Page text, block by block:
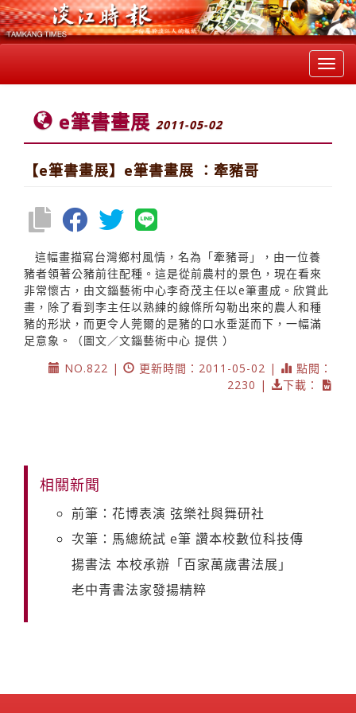
e筆書畫展 2011-05-02
【e筆書畫展】e筆書畫展 ：牽豬哥
這幅畫描寫台灣鄉村風情，名為「牽豬哥」，由一位養
豬者領著公豬前往配種。這是從前農村的景色，現在看來
非常懷古，由文錙藝術中心李奇茂主任以e筆畫成。欣賞此
畫，除了看到李主任以熟練的線條所勾勒出來的農人和種
豬的形狀，而更令人莞爾的是豬的口水垂涎而下，一幅滿
足意象。（圖文／文錙藝術中心 提供 ）
NO.822 |
更新時間：2011-05-02 |
點閱：
2230 |
下載：
相關新聞
前筆：花博表演 弦樂社與舞研社
次筆：馬總統試 e筆 讚本校數位科技傳
揚書法 本校承辦「百家萬歲書法展」
老中青書法家發揚精粹